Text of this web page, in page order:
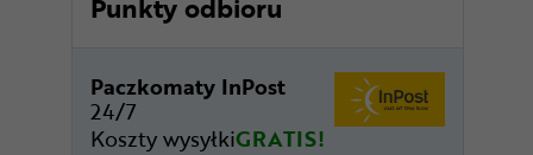
Paczkomaty InPost
24/7
Koszty wysyłkiGRATIS!